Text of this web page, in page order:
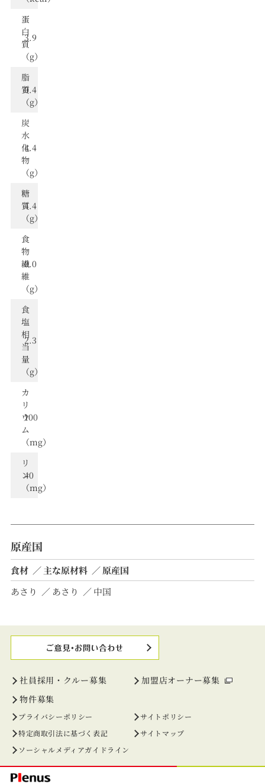
蛋
⽩
質
（g）
3.9
脂
質
（g）
0.4
炭
⽔
化
物
（g）
4.4
糖
質
（g）
4.4
食
物
繊
維
（g）
0.0
⾷
塩
相
当
量
（g）
2.3
カ
リ
ウ
ム
（mg）
100
リ
ン
（mg）
40
原産国
食材 主な原材料
原産国
あさり
あさり 中国
社員採用・クルー募集
加盟店オーナー募集
物件募集
プライバシーポリシー
サイトポリシー
特定商取引法に基づく表記
サイトマップ
ソーシャルメディアガイドライン